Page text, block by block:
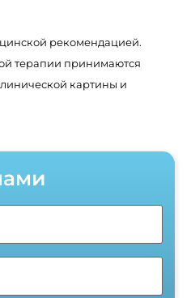
рекомендацией.
терапии принимаются
картины и